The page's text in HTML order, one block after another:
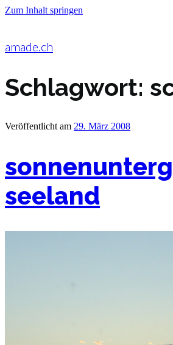
Zum Inhalt springen
amade.ch
Schlagwort:
Veröffentlicht am 29. März 2008
seeland